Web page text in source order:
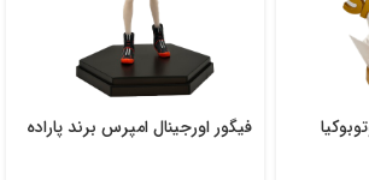
فیگور اورجینال امپرس برند پاراده